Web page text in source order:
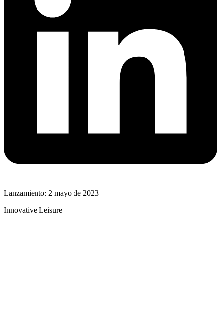
Lanzamiento: 2 mayo de 2023
Innovative Leisure